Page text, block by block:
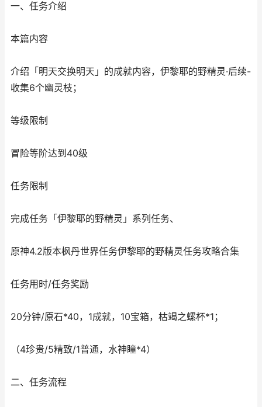
一、任务介绍
本篇内容
介绍「明天交换明天」的成就内容，伊黎耶的野精灵·后续-
收集6个幽灵枝；
等级限制
冒险等阶达到40级
任务限制
完成任务「伊黎耶的野精灵」系列任务、
原神4.2版本枫丹世界任务伊黎耶的野精灵任务攻略合集
任务用时/任务奖励
20分钟/原石*40，1成就，10宝箱，枯竭之螺杯*1；
（4珍贵/5精致/1普通，水神瞳*4）
二、任务流程